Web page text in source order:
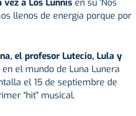
vez a Los Lunnisen su 'Nos
llenos de energía porque por
el profesor Lutecio, Lula y
el mundo de Luna Lunera
el 15 de septiembre de
“hit” musical.